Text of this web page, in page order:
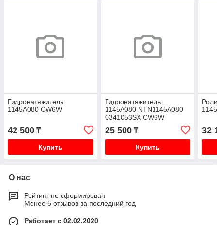
Гидронатяжитель
1145A080 CW6W
42 500 ₸
Купить
Гидронатяжитель
1145A080 NTN1145A080
0341053SX CW6W
25 500₸
Купить
32
О нас
Рейтинг не сформирован
Менее 5 отзывов за последний год
Работает с 02.02.2020